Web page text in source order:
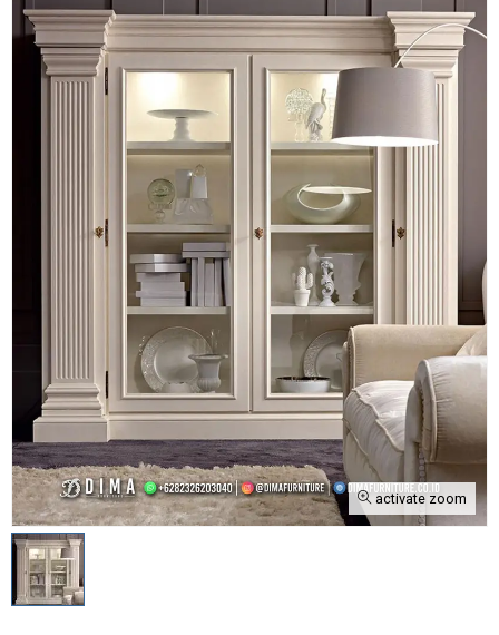
activate zoom